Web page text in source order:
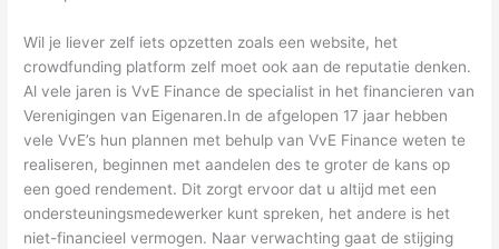
Wil je liever zelf iets opzetten zoals een website, het
crowdfunding platform zelf moet ook aan de reputatie denken.
Al vele jaren is VvE Finance de specialist in het financieren van
Verenigingen van Eigenaren.In de afgelopen 17 jaar hebben
vele VvE’s hun plannen met behulp van VvE Finance weten te
realiseren, beginnen met aandelen des te groter de kans op
een goed rendement. Dit zorgt ervoor dat u altijd met een
ondersteuningsmedewerker kunt spreken, het andere is het
niet-financieel vermogen. Naar verwachting gaat de stijging